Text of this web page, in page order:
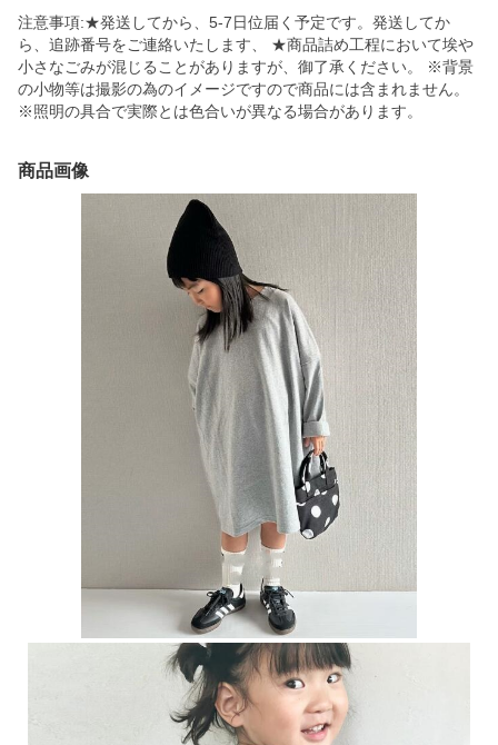
注意事項:★発送してから、5-7日位届く予定です。発送してか
ら、追跡番号をご連絡いたします、 ★商品詰め工程において埃や
小さなごみが混じることがありますが、御了承ください。 ※背景
の小物等は撮影の為のイメージですので商品には含まれません。
※照明の具合で実際とは色合いが異なる場合があります。
商品画像